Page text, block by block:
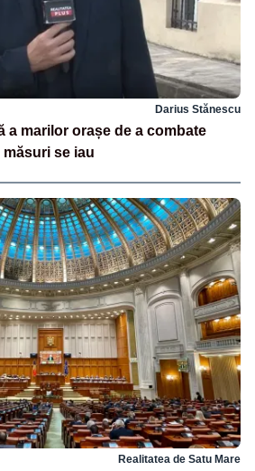
Darius Stănescu
a marilor orașe de a combate
se iau
Realitatea de Satu Mare